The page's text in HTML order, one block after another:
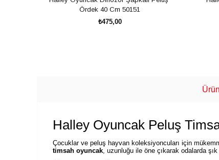
Ördek 40 Cm 50151
₺475,00
Halley Oyuncak Peluş
Çocuklar ve peluş hayvan koleksiyoncuları için
timsah oyuncak , uzunluğu ile öne çıkarak odalarda